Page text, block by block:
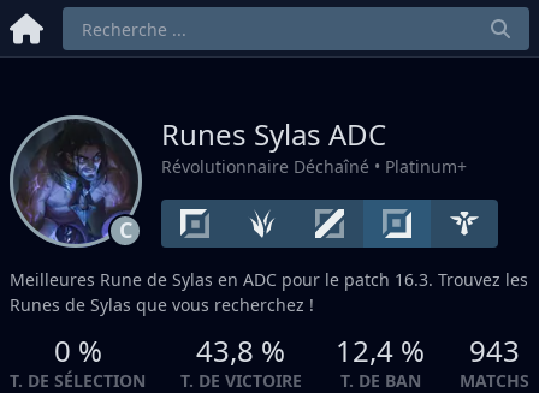
C
Runes Sylas ADC
Révolutionnaire Déchaîné • Platinum+
Meilleures Rune de Sylas en ADC pour le patch 16.3. Trouvez les
Runes de Sylas que vous recherchez !
0 %
T. DE SÉLECTION
43,8 %
T. DE VICTOIRE
12,4 %
T. DE BAN
943
MATCHS